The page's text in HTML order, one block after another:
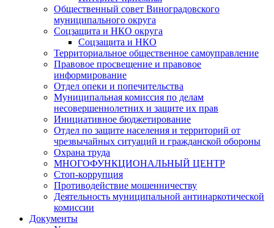
Общественный совет Виноградовского
муниципального округа
Соцзащита и НКО округа
Соцзащита и НКО
Территориальное общественное самоуправление
Правовое просвещение и правовое
информирование
Отдел опеки и попечительства
Муниципальная комиссия по делам
несовершеннолетних и защите их прав
Инициативное бюджетирование
Отдел по защите населения и территорий от
чрезвычайных ситуаций и гражданской обороны
Охрана труда
МНОГОФУНКЦИОНАЛЬНЫЙ ЦЕНТР
Стоп-коррупция
Противодействие мошенничеству
Деятельность муниципальной антинаркотической
комиссии
Документы